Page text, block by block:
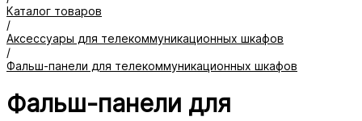
Каталог товаров
/
Аксессуары для телекоммуникационных шкафов
/
Фальш-панели для телекоммуникационных шкафов
Фальш-панели для